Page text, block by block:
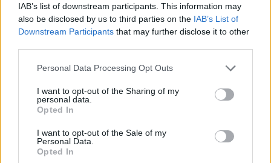
IAB’s list of downstream participants. This information may
also be disclosed by us to third parties on the IAB’s List of
Downstream Participants that may further disclose it to other
Personal Data Processing Opt Outs
I want to opt-out of the Sharing of my
personal data.
Opted In
I want to opt-out of the Sale of my
Personal Data.
Opted In
Sabrosa conclui primeiras 17
habitações da Estratégia Local de
Habitação
9 de Agosto, 2026
CCDR NORTE destaca plano para